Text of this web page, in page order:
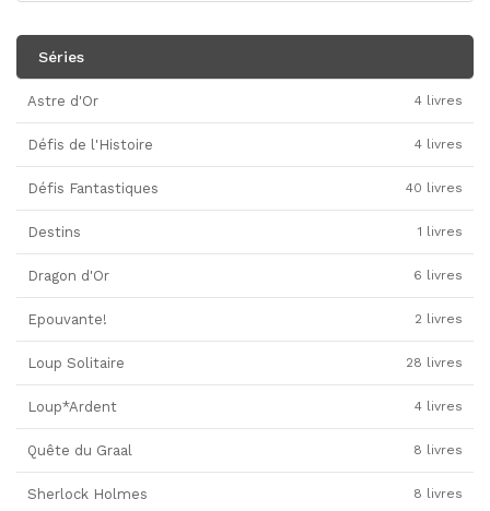
Séries
Astre d'Or 4 livres
Défis de l'Histoire 4 livres
Défis Fantastiques 40 livres
Destins 1 livres
Dragon d'Or 6 livres
Epouvante! 2 livres
Loup Solitaire 28 livres
Loup*Ardent 4 livres
Quête du Graal 8 livres
Sherlock Holmes 8 livres